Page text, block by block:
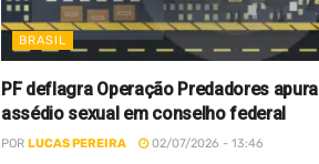
BRASIL
PF deflagra Operação Predadores apura
assédio sexual em conselho federal
POR LUCAS PEREIRA 02/07/2026 - 13:46